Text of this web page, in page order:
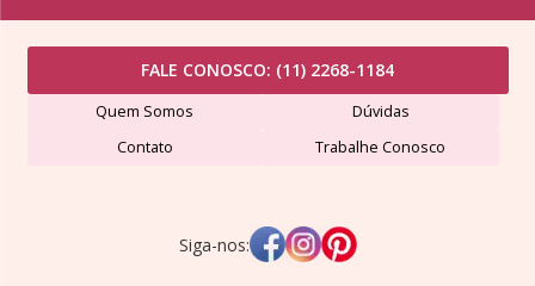
FALE CONOSCO: (11) 2268-1184
Quem Somos
Dúvidas
Contato
Trabalhe Conosco
Siga-nos: